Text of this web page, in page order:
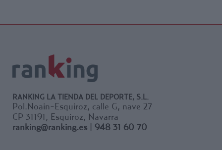
RANKING LA TIENDA DEL DEPORTE, S.L.
Pol.Noain-Esquiroz, calle G, nave 27
CP 31191, Esquiroz, Navarra
ranking@ranking.es | 948 31 60 70